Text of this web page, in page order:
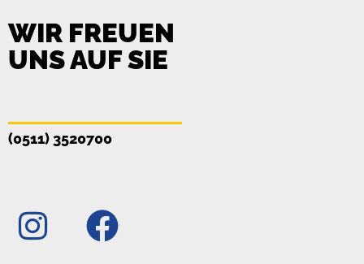
WIR FREUEN
UNS AUF SIE
(0511) 3520700